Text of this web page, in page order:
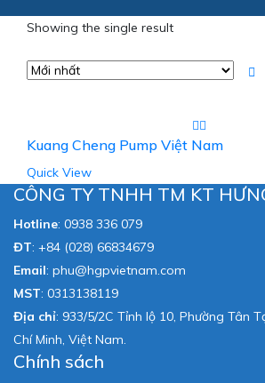
Showing the single result
Kuang Cheng Pump Việt Nam
Quick View
CÔNG TY TNHH TM KT
Hotline: 0938 336 079
ĐT: +84 (028) 66834679
Email: phu@hgpvietnam.com
MST: 0313138119
Địa chỉ: 933/5/2C Tỉnh lộ 10, Phường Tân
Chí Minh, Việt Nam.
Chính sách